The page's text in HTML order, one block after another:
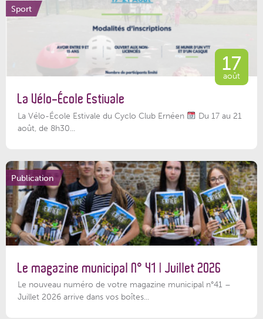
Sport
17
août
La Vélo-École Estivale
La Vélo-École Estivale du Cyclo Club Ernéen
Du 17 au 21
août, de 8h30...
Publication
Le magazine municipal N° 41 | Juillet 2026
Le nouveau numéro de votre magazine municipal n°41 –
Juillet 2026 arrive dans vos boîtes...